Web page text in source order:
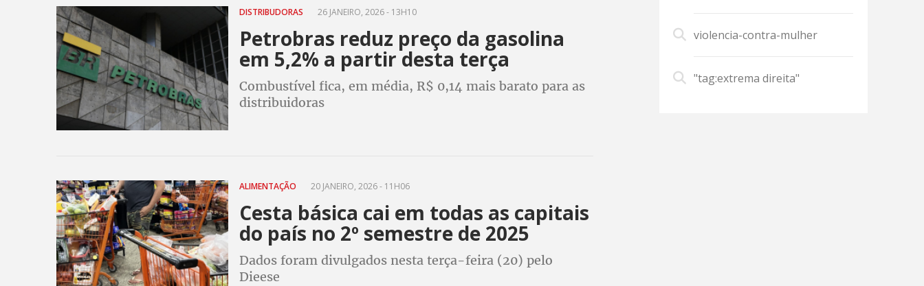
DISTRIBUDORAS 26 JANEIRO, 2026 - 13H10
Petrobras reduz preço da gasolina
em 5,2% a partir desta terça
Combustível fica, em média, R$ 0,14 mais barato para as
distribuidoras
ALIMENTAÇÃO 20 JANEIRO, 2026 - 11H06
Cesta básica cai em todas as capitais
do país no 2º semestre de 2025
Dados foram divulgados nesta terça-feira (20) pelo
Dieese
violencia-contra-mulher
"tag:extrema direita"